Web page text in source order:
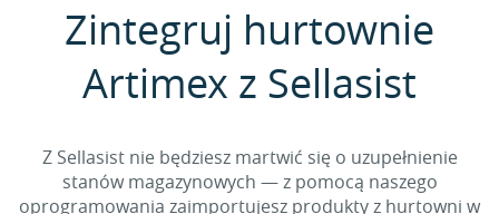
Zintegruj hurtownie
Artimex z Sellasist
Z Sellasist nie będziesz martwić się o uzupełnienie
stanów magazynowych — z pomocą naszego
oprogramowania zaimportujesz produkty z hurtowni w